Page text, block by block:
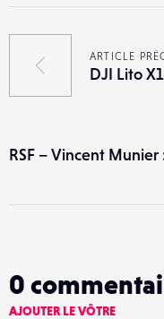
ARTICLE
0
AJOUTER LE VÔTRE